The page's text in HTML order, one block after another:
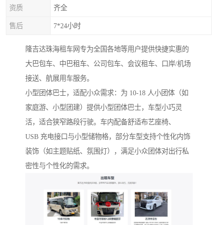
资质 齐全
售后 7*24小时
隆吉达珠海租车网专为全国各地等用户提供快捷实惠的
大巴包车、中巴租车、公司包车、会议租车、口岸/机场
接送、航展用车服务。
小型团体巴士，适配小众需求：为 10-18 人小团体（如
家庭游、小型团建）提供小型团体巴士，车型小巧灵
活，适合狭窄路段行驶。车内配备舒适布艺座椅、
USB 充电接口与小型储物格，部分车型支持个性化内饰
装饰（如主题贴纸、氛围灯），满足小众团体对出行私
密性与个性化的需求。